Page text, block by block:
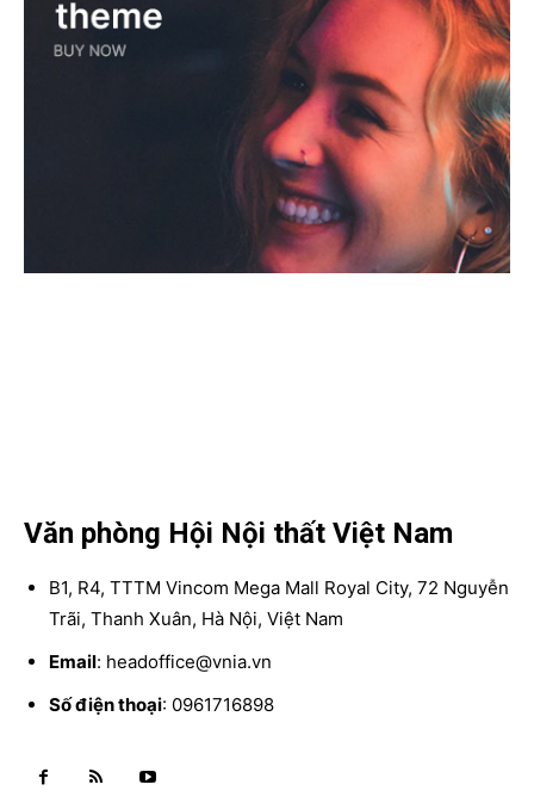
Văn phòng Hội Nội thất Việt Nam
B1, R4, TTTM Vincom Mega Mall Royal City, 72 Nguyễn
Trãi, Thanh Xuân, Hà Nội, Việt Nam
Email: headoffice@vnia.vn
Số điện thoại: 0961716898